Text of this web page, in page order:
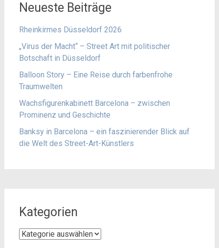
Neueste Beiträge
Rheinkirmes Düsseldorf 2026
„Virus der Macht“ – Street Art mit politischer
Botschaft in Düsseldorf
Balloon Story – Eine Reise durch farbenfrohe
Traumwelten
Wachsfigurenkabinett Barcelona – zwischen
Prominenz und Geschichte
Banksy in Barcelona – ein faszinierender Blick auf
die Welt des Street-Art-Künstlers
Kategorien
Kategorien